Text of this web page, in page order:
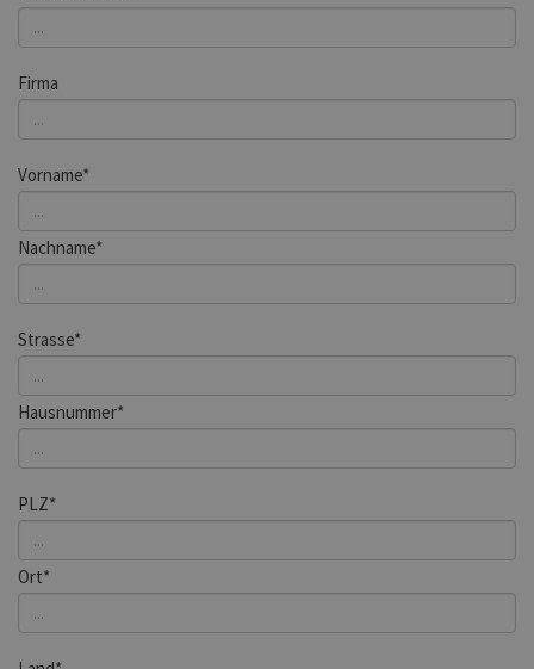
Firma
Vorname*
Nachname*
Strasse*
Hausnummer*
PLZ*
Ort*